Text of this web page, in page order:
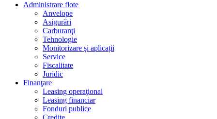
Administrare flote
Anvelope
Asigurări
Carburanţi
Tehnologie
Monitorizare și aplicații
Service
Fiscalitate
Juridic
Finanţare
Leasing operaţional
Leasing financiar
Fonduri publice
Credite